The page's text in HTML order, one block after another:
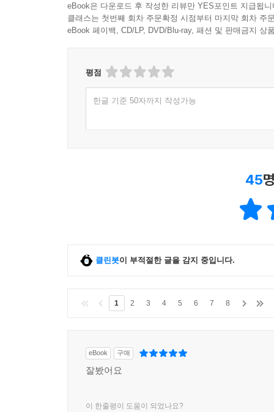
eBook은 다운로드 후 작성한 리뷰만 YES포인트 지급됩니
클래스는 첫번째 회차 주문확정 시점부터 마지막 회차 주
eBook 페이백, CD/LP, DVD/Blu-ray, 패션 및 판매금지 상
평점
한글 기준 50자까지 작성가능
45
클린봇이 부적절한 글을 감지 중입니다.
1 2 3 4 5 6 7 8
eBook 구매
잘봤어요
이 한줄평이 도움이 되었나요?